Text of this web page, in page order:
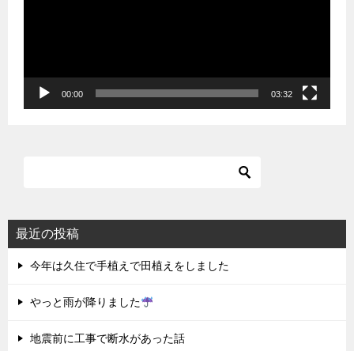
00:00 03:32
最近の投稿
今年は久住で手植えで田植えをしました
やっと雨が降りました
地震前に工事で断水があった話